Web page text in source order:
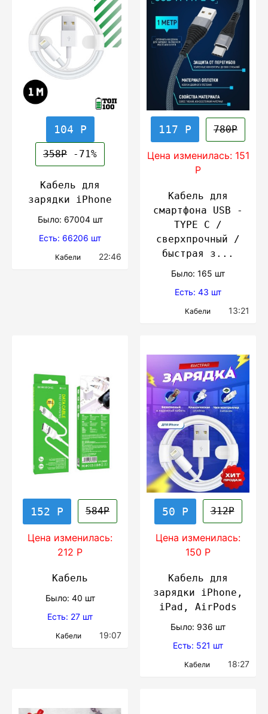
104 Р
358Р -71%
Кабель для
зарядки iPhone
Было: 67004 шт
Есть: 66206 шт
Кабели 22:46
117 Р 780Р
Цена изменилась: 151
Р
Кабель для
смартфона USB -
TYPE C /
сверхпрочный /
быстрая з...
Было: 165 шт
Есть: 43 шт
Кабели 13:21
152 Р 584Р
Цена изменилась:
212 Р
Кабель
Было: 40 шт
Есть: 27 шт
Кабели 19:07
50 Р 312Р
Цена изменилась:
150 Р
Кабель для
зарядки iPhone,
iPad, AirPods
Было: 936 шт
Есть: 521 шт
Кабели 18:27